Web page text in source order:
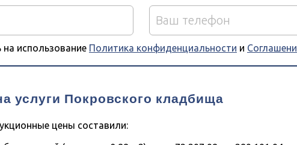
на погребение
товары
информация
использование Политика конфиденциальности и
услуги Покровского кладбища
цены составили: